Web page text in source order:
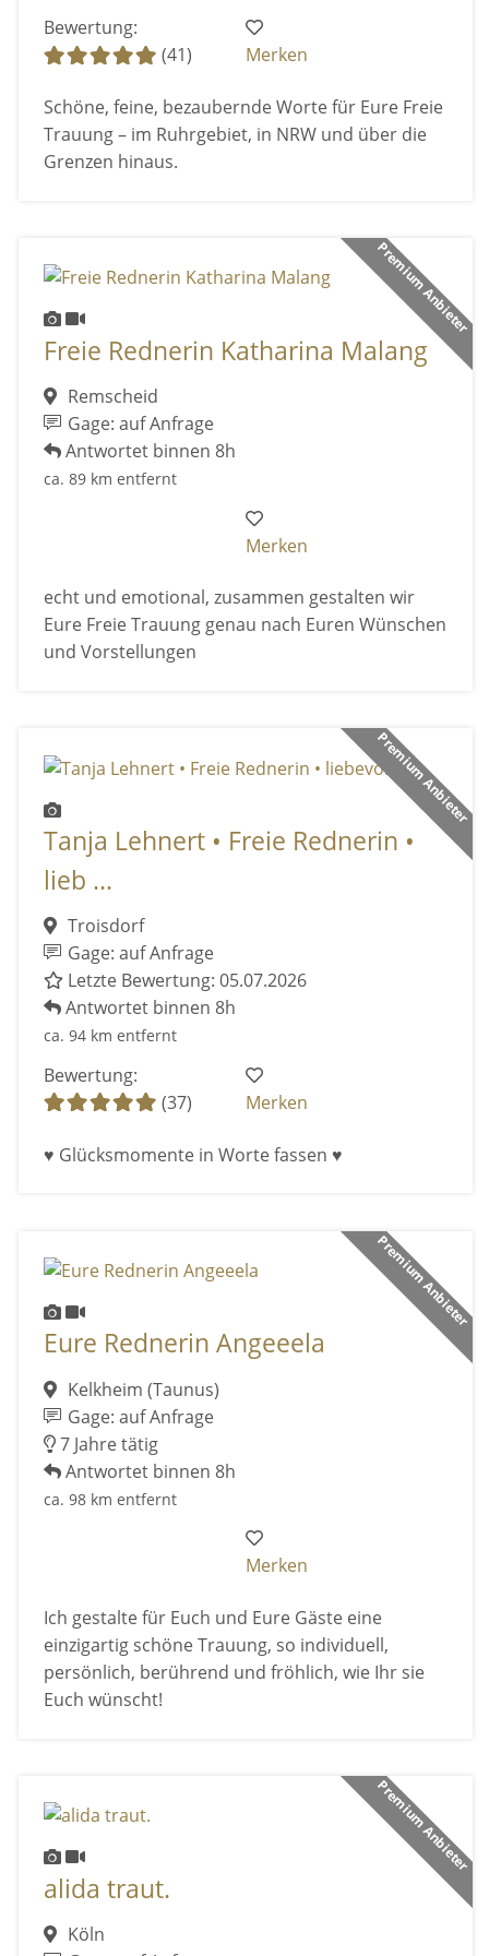
Bewertung:
(41)
Merken
Schöne, feine, bezaubernde Worte für Eure Freie
Trauung – im Ruhrgebiet, in NRW und über die
Grenzen hinaus.
Premium Anbieter
Freie Rednerin Katharina Malang
Remscheid
Gage: auf Anfrage
Antwortet binnen 8h
ca. 89 km entfernt
Merken
echt und emotional, zusammen gestalten wir
Eure Freie Trauung genau nach Euren Wünschen
und Vorstellungen
Premium Anbieter
Tanja Lehnert • Freie Rednerin •
lieb ...
Troisdorf
Gage: auf Anfrage
Letzte Bewertung: 05.07.2026
Antwortet binnen 8h
ca. 94 km entfernt
Bewertung:
(37)
Merken
♥ Glücksmomente in Worte fassen ♥
Premium Anbieter
Eure Rednerin Angeeela
Kelkheim (Taunus)
Gage: auf Anfrage
7 Jahre tätig
Antwortet binnen 8h
ca. 98 km entfernt
Merken
Ich gestalte für Euch und Eure Gäste eine
einzigartig schöne Trauung, so individuell,
persönlich, berührend und fröhlich, wie Ihr sie
Euch wünscht!
Premium Anbieter
alida traut.
Köln